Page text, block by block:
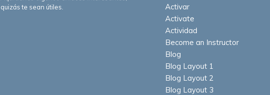
quizás te sean útiles.
Activar
Activate
Actividad
Become an Instructor
Blog
Blog Layout 1
Blog Layout 2
Blog Layout 3